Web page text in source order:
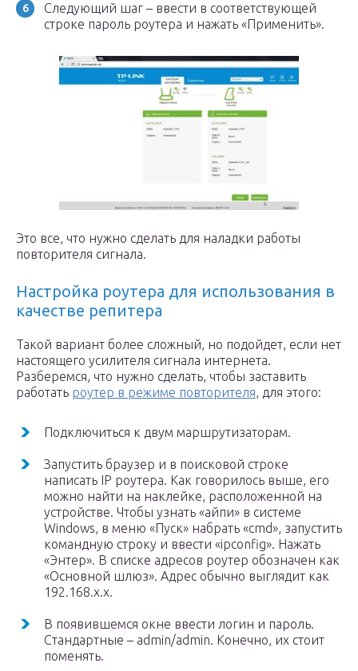
Следующий шаг – ввести в соответствующей
строке пароль роутера и нажать «Применить».
Это все, что нужно сделать для наладки работы
повторителя сигнала.
Настройка роутера для использования в
качестве репитера
Такой вариант более сложный, но подойдет, если нет
настоящего усилителя сигнала интернета.
Разберемся, что нужно сделать, чтобы заставить
работать роутер в режиме повторителя, для этого:
Подключиться к двум маршрутизаторам.
Запустить браузер и в поисковой строке
написать IP роутера. Как говорилось выше, его
можно найти на наклейке, расположенной на
устройстве. Чтобы узнать «айпи» в системе
Windows, в меню «Пуск» набрать «cmd», запустить
командную строку и ввести «ipconfig». Нажать
«Энтер». В списке адресов роутер обозначен как
«Основной шлюз». Адрес обычно выглядит как
192.168.x.x.
В появившемся окне ввести логин и пароль.
Стандартные – admin/admin. Конечно, их стоит
поменять.